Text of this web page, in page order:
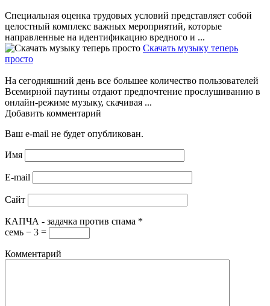
Специальная оценка трудовых условий представляет собой
целостный комплекс важных мероприятий, которые
направленные на идентификацию вредного и ...
Скачать музыку теперь
просто
На сегодняшний день все большее количество пользователей
Всемирной паутины отдают предпочтение прослушиванию в
онлайн-режиме музыку, скачивая ...
Добавить комментарий
Ваш e-mail не будет опубликован.
Имя
E-mail
Сайт
КАПЧА - задачка против спама *
семь − 3 =
Комментарий